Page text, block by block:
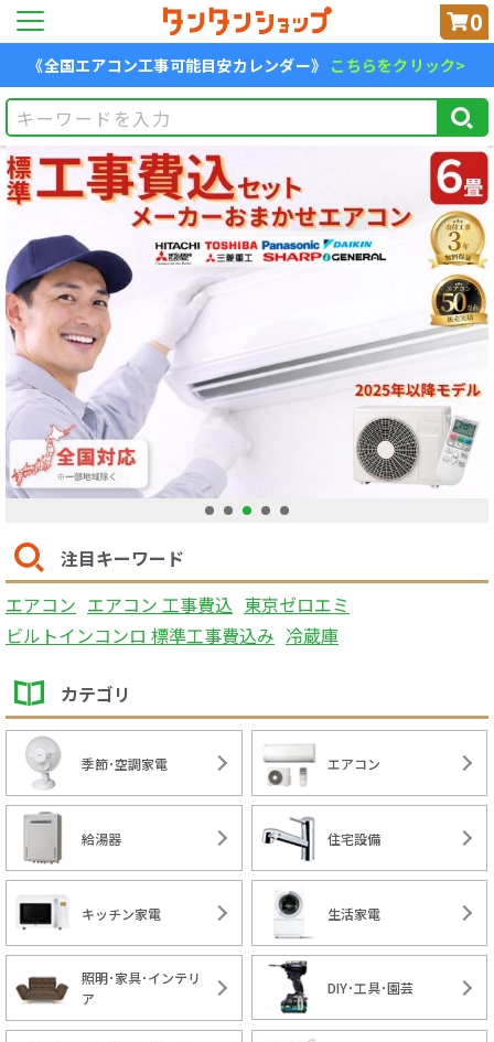
0
《全国エアコン工事可能目安カレンダー》 こちらをクリック>
1 2 3 4 5
注目キーワード
エアコン エアコン 工事費込 東京ゼロエミ
ビルトインコンロ 標準工事費込み 冷蔵庫
カテゴリ
季節･空調家電 エアコン
給湯器 住宅設備
キッチン家電 生活家電
照明･家具･インテリ
ア
DIY･工具･園芸